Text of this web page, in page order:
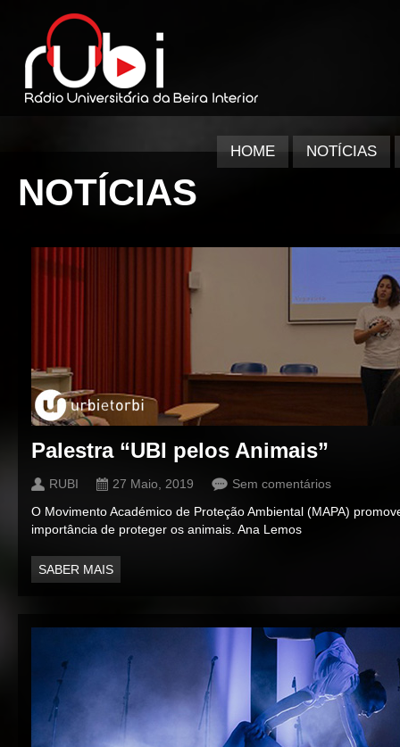
HOME NOTÍCIAS
NOTÍCIAS
Palestra “UBI pelos Animais”
RUBI 27 Maio, 2019
Sem comentários
O Movimento Académico de Proteção Ambiental (MAPA)
importância de proteger os animais. Ana Lemos
SABER MAIS